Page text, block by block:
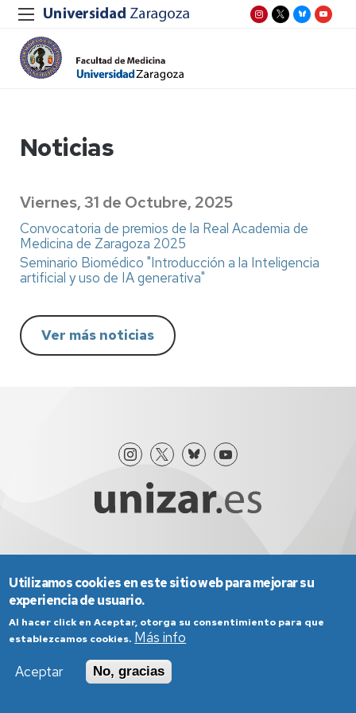
Noticias
Viernes, 31 de Octubre, 2025
Convocatoria de premios de la Real Academia de
Medicina de Zaragoza 2025
Seminario Biomédico "Introducción a la Inteligencia
artificial y uso de IA generativa"
Ver más noticias
Política de Privacidad
Política de Cookies
Política de Accesibilidad
Utilizamos cookies en este sitio web para mejorar su
experiencia de usuario.
Al hacer click en Aceptar, otorga su consentimiento para que
establezcamos cookies. Más info
Aceptar
No, gracias